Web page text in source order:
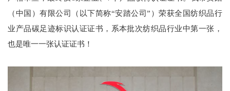
（中国）有限公司（以下简称“安踏公司”）荣获全国纺织品行
业产品碳足迹标识认证证书，系本批次纺织品行业中第一张，
也是唯一一张认证证书！